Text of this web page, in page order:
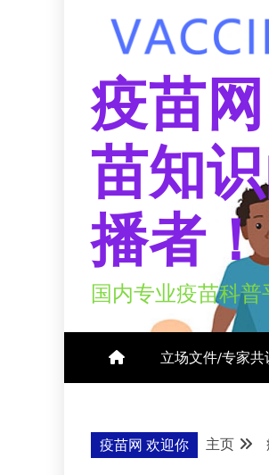
疫苗
苗知
播者！
国内专业疫苗科普
立场文件/专家共
疫苗网 欢迎你 主页